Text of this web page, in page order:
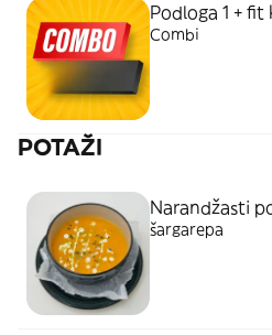
Podloga 1 + fit
Combi
POTAŽI
Narandžasti
šargarepa